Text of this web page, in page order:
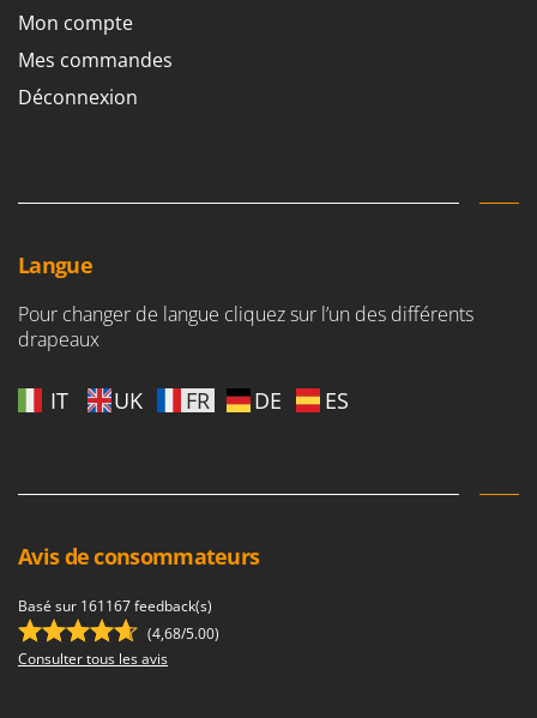
Mon compte
Mes commandes
Déconnexion
Langue
Pour changer de langue cliquez sur l’un des différents
drapeaux
IT UK FR DE ES
Avis de consommateurs
Basé sur 161167 feedback(s)
(4,68/5.00)
Consulter tous les avis